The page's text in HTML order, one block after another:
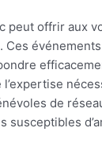
peut offrir aux
Ces
de
susceptibles